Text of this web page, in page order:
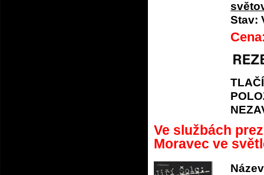
Stav:
Ve službách
Moravec ve